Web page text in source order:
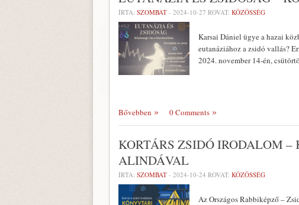
ÍRTA: SZOMBAT - 2024-10-27 ROVAT: KÖZÖSSÉG
Karsai Dániel ügye a hazai
eutanáziához a zsidó vallás?
2024. november 14-én,
Bővebben 0 Comments
KORTÁRS ZSIDÓ IRODALOM
ALINDÁVAL
ÍRTA: SZOMBAT - 2024-10-24 ROVAT: KÖZÖSSÉG
Az Országos Rabbiképző –